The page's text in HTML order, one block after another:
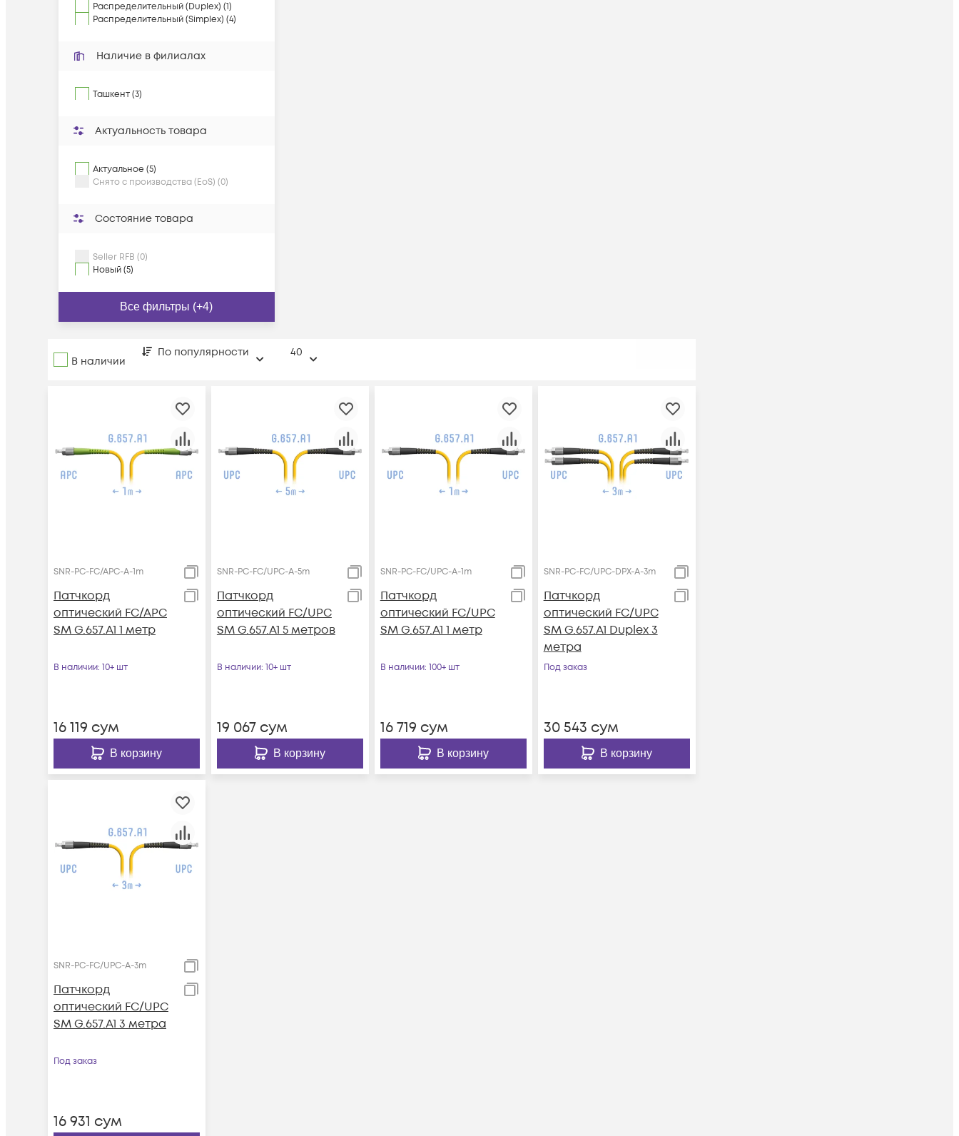
Распределительный (Duplex) (1)
Распределительный (Simplex) (4)
Наличие в филиалах
Ташкент (3)
Актуальность товара
Актуальное (5)
Снято с производства (EoS) (0)
Состояние товара
Seller RFB (0)
Новый (5)
Все фильтры (+4)
В наличии
По популярности 40
SNR-PC-FC/APC-A-1m
Патчкорд
оптический FC/APC
SM G.657.A1 1 метр
В наличии: 10+ шт
16 119 сум
В корзину
SNR-PC-FC/UPC-A-5m
Патчкорд
оптический FC/UPC
SM G.657.A1 5 метров
В наличии: 10+ шт
19 067сум
В корзину
SNR-PC-FC/UPC-A-1m
Патчкорд
оптический FC/UPC
SM G.657.A1 1 метр
В наличии: 100+ шт
16 719 сум
В корзину
SNR-PC-FC/UPC-DPX-A-3m
Патчкорд
оптический FC/UPC
SM G.657.A1 Duplex 3
метра
Под заказ
30 543 сум
В корзину
SNR-PC-FC/UPC-A-3m
Патчкорд
оптический FC/UPC
SM G.657.A1 3 метра
Под заказ
16 931 сум